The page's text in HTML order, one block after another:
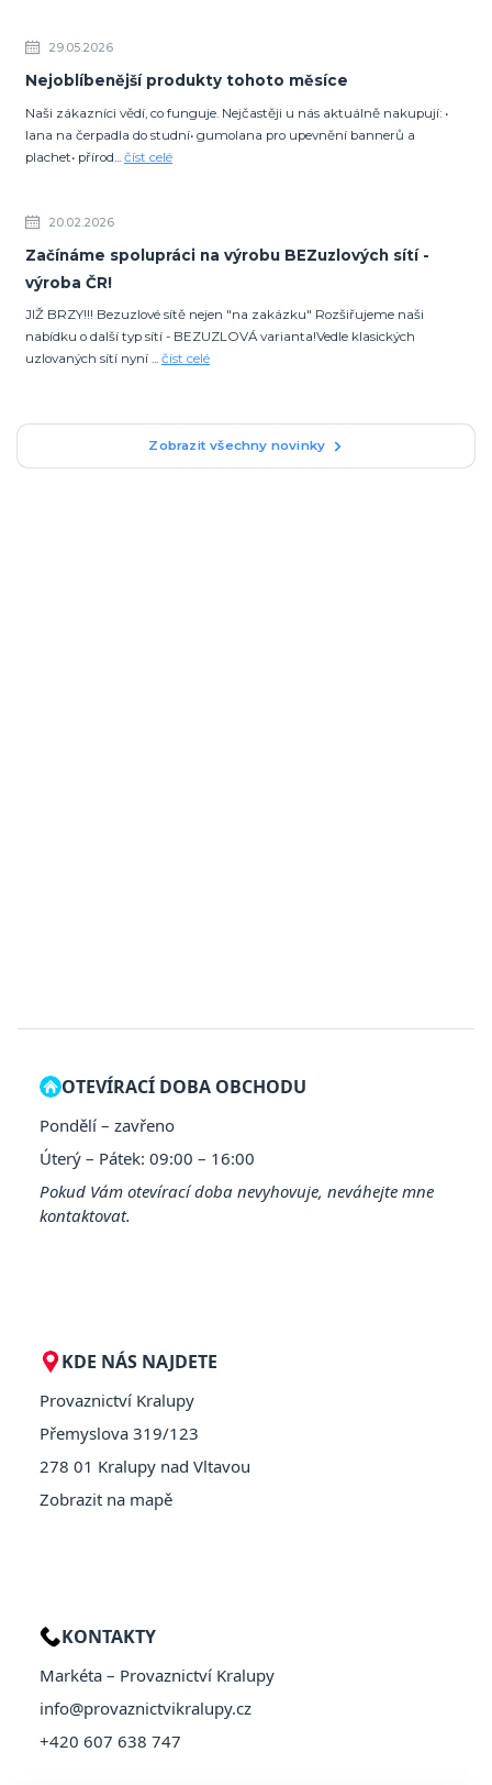
29.05.2026
Nejoblíbenější produkty tohoto měsíce
Naši zákazníci vědí, co funguje. Nejčastěji u nás aktuálně nakupují: •
lana na čerpadla do studní• gumolana pro upevnění bannerů a
plachet• přírod... číst celé
20.02.2026
Začínáme spolupráci na výrobu BEZuzlových sítí -
výroba ČR!
JIŽ BRZY!!! Bezuzlové sítě nejen "na zakázku" Rozšiřujeme naši
nabídku o další typ sítí - BEZUZLOVÁ varianta!Vedle klasických
uzlovaných sítí nyní ... číst celé
Zobrazit všechny novinky
OTEVÍRACÍ DOBA OBCHODU
Pondělí – zavřeno
Úterý – Pátek: 09:00 – 16:00
Pokud Vám otevírací doba nevyhovuje, neváhejte mne
kontaktovat.
KDE NÁS NAJDETE
Provaznictví Kralupy
Přemyslova 319/123
278 01 Kralupy nad Vltavou
Zobrazit na mapě
KONTAKTY
Markéta – Provaznictví Kralupy
info@provaznictvikralupy.cz
+420 607 638 747